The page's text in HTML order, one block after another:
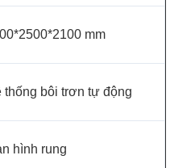
mm
thống bôi trơn tự động
hình rung